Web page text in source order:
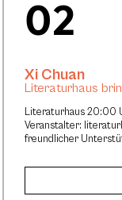
02
Literaturhaus 20:00
Veranstalter:
freundlicher
Xi Chuan
Literaturhaus